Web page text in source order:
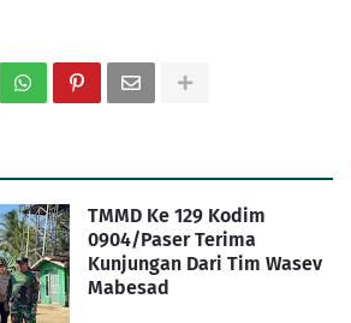
TMMD Ke 129 Kodim
0904/Paser Terima
Kunjungan Dari Tim Wasev
Mabesad